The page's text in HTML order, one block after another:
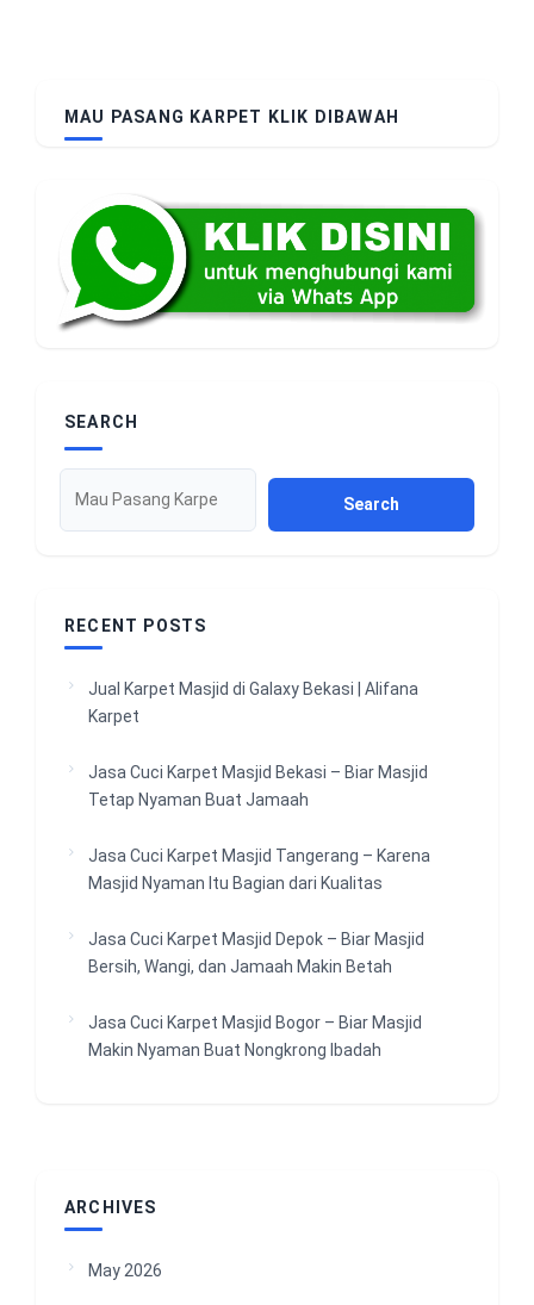
MAU PASANG KARPET KLIK DIBAWAH
SEARCH
Search
RECENT POSTS
Jual Karpet Masjid di Galaxy Bekasi | Alifana
Karpet
Jasa Cuci Karpet Masjid Bekasi – Biar Masjid
Tetap Nyaman Buat Jamaah
Jasa Cuci Karpet Masjid Tangerang – Karena
Masjid Nyaman Itu Bagian dari Kualitas
Jasa Cuci Karpet Masjid Depok – Biar Masjid
Bersih, Wangi, dan Jamaah Makin Betah
Jasa Cuci Karpet Masjid Bogor – Biar Masjid
Makin Nyaman Buat Nongkrong Ibadah
ARCHIVES
May 2026